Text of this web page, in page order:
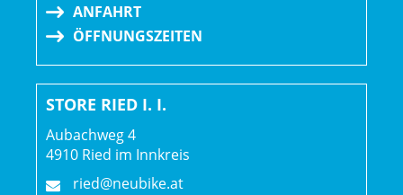
ANFAHRT
ÖFFNUNGSZEITEN
STORE RIED I. I.
Aubachweg 4
4910 Ried im Innkreis
ried@neubike.at